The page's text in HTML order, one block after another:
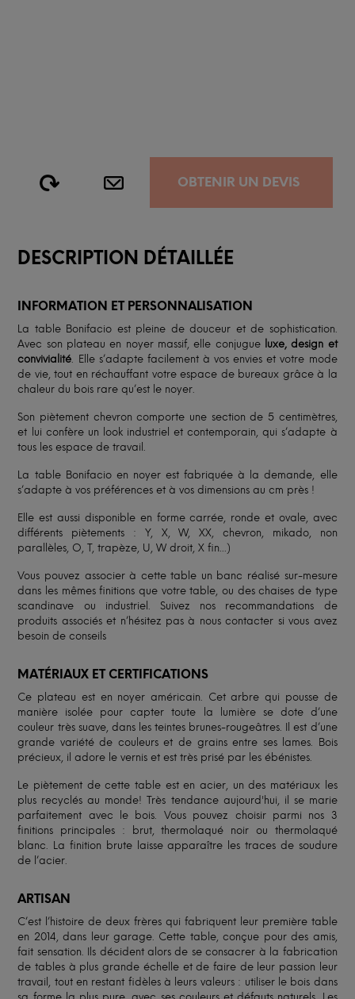
OBTENIR UN DEVIS
DESCRIPTION DÉTAILLÉE
INFORMATION ET PERSONNALISATION
La table Bonifacio est pleine de douceur et de sophistication.
Avec son plateau en noyer massif, elle conjugue luxe, design et
convivialité . Elle s’adapte facilement à vos envies et votre mode
de vie, tout en réchauffant votre espace de bureaux grâce à la
chaleur du bois rare qu’est le noyer.
Son piètement chevron comporte une section de 5 centimètres,
et lui confère un look industriel et contemporain, qui s’adapte à
tous les espace de travail.
La table Bonifacio en noyer est fabriquée à la demande, elle
s’adapte à vos préférences et à vos dimensions au cm près !
Elle est aussi disponible en forme carrée, ronde et ovale, avec
différents piètements : Y, X, W, XX, chevron, mikado, non
parallèles, O, T, trapèze, U, W droit, X fin...)
Vous pouvez associer à cette table un banc réalisé sur-mesure
dans les mêmes finitions que votre table, ou des chaises de type
scandinave ou industriel. Suivez nos recommandations de
produits associés et n’hésitez pas à nous contacter si vous avez
besoin de conseils
MATÉRIAUX ET CERTIFICATIONS
Ce plateau est en noyer américain. Cet arbre qui pousse de
manière isolée pour capter toute la lumière se dote d’une
couleur très suave, dans les teintes brunes-rougeâtres. Il est d’une
grande variété de couleurs et de grains entre ses lames. Bois
précieux, il adore le vernis et est très prisé par les ébénistes.
Le piètement de cette table est en acier, un des matériaux les
plus recyclés au monde! Très tendance aujourd'hui, il se marie
parfaitement avec le bois. Vous pouvez choisir parmi nos 3
finitions principales : brut, thermolaqué noir ou thermolaqué
blanc. La finition brute laisse apparaître les traces de soudure
de l’acier.
ARTISAN
C’est l’histoire de deux frères qui fabriquent leur première table
en 2014, dans leur garage. Cette table, conçue pour des amis,
fait sensation. Ils décident alors de se consacrer à la fabrication
de tables à plus grande échelle et de faire de leur passion leur
travail, tout en restant fidèles à leurs valeurs : utiliser le bois dans